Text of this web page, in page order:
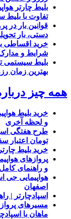
بلیط چارتر
تفاوت با بلیط
قوانین بار در
دستی، بار
خرید اقساطی
شرایط و مدارک
بلیط سیستمی
بهترین زمان
همه چیز
خرید بلیط
و لحظه آخری
تومان اعتبار
خرید بلیط
و راهنمای کامل
هواپیمایی جی
اصفهان
اسپادچارتر |
مسیرهای
ماهان با